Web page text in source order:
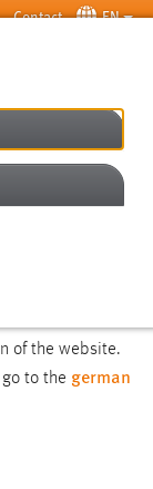
Contact EN
of the website.
to the german